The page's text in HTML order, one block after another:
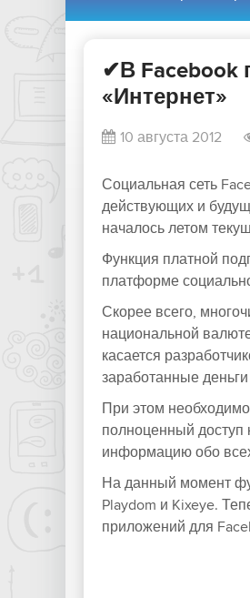
✔В Facebook
«Интернет»
10 августа 2012
Социальная сеть
действующих и
началось летом
Функция платной
платформе
Скорее всего,
национальной
касается
заработанные
При этом
полноценный доступ
информацию обо
На данный момент
Playdom и Kixeye.
приложений для